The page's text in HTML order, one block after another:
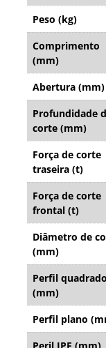
Peso (kg)
Comprimento
(mm)
Abertura (mm)
Profundidade
corte (mm)
Força de corte
traseira (t)
Força de corte
frontal (t)
Diâmetro de
(mm)
Perfil quadrado
(mm)
Perfil plano
Peril IPE (mm)